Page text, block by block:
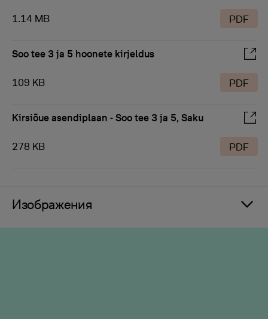
1.14 MB PDF
Soo tee 3 ja 5 hoonete kirjeldus
109 KB PDF
Kirsiõue asendiplaan - Soo tee 3 ja 5, Saku
278 KB PDF
Изображения